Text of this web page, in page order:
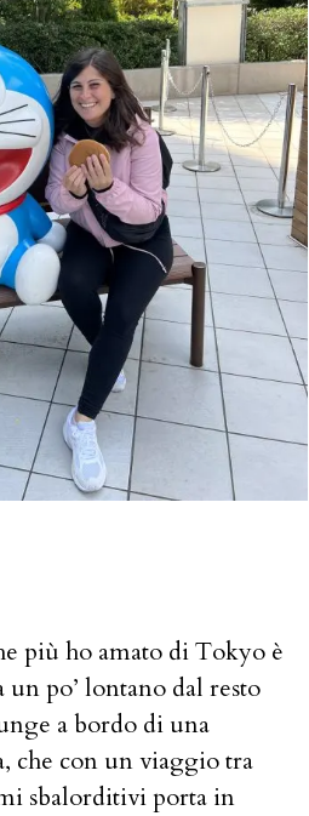
più ho amato di Tokyo è
un po’ lontano dal resto
a bordo di una
che con un viaggio tra
sbalorditivi porta in